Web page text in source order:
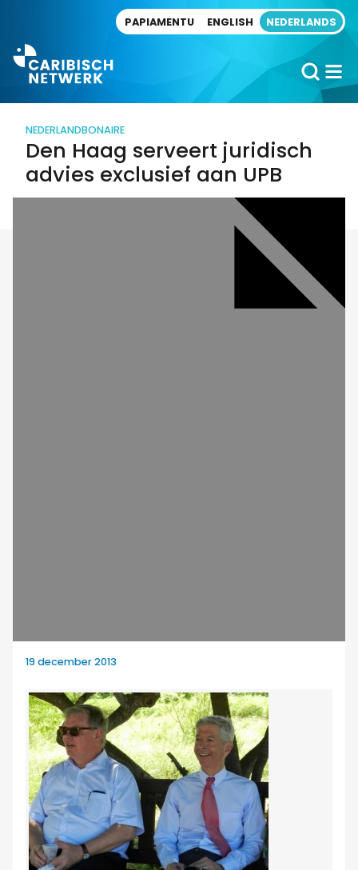
PAPIAMENTU ENGLISH NEDERLANDS
NEDERLANDBONAIRE
Den Haag serveert juridisch
advies exclusief aan UPB
19 december 2013